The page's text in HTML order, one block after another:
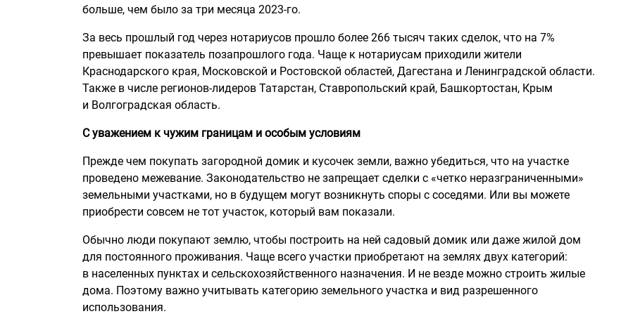
больше, чем было за три месяца 2023-го.
За весь прошлый год через нотариусов прошло более 266 тысяч таких сделок, что на 7%
превышает показатель позапрошлого года. Чаще к нотариусам приходили жители
Краснодарского края, Московской и Ростовской областей, Дагестана и Ленинградской области.
Также в числе регионов-лидеров Татарстан, Ставропольский край, Башкортостан, Крым
и Волгоградская область.
С уважением к чужим границам и особым условиям
Прежде чем покупать загородной домик и кусочек земли, важно убедиться, что на участке
проведено межевание. Законодательство не запрещает сделки с «четко неразграниченными»
земельными участками, но в будущем могут возникнуть споры с соседями. Или вы можете
приобрести совсем не тот участок, который вам показали.
Обычно люди покупают землю, чтобы построить на ней садовый домик или даже жилой дом
для постоянного проживания. Чаще всего участки приобретают на землях двух категорий:
в населенных пунктах и сельскохозяйственного назначения. И не везде можно строить жилые
дома. Поэтому важно учитывать категорию земельного участка и вид разрешенного
использования.